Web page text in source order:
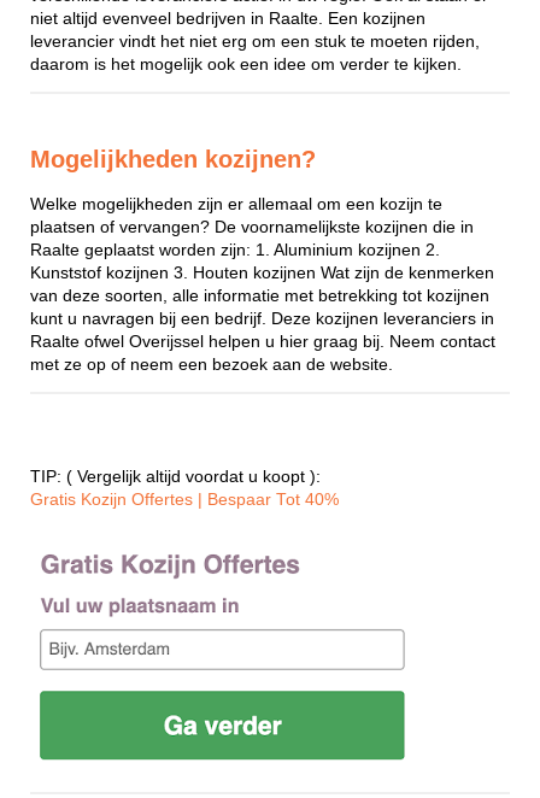
niet altijd evenveel bedrijven in Raalte. Een kozijnen
leverancier vindt het niet erg om een stuk te moeten rijden,
daarom is het mogelijk ook een idee om verder te kijken.
Mogelijkheden kozijnen?
Welke mogelijkheden zijn er allemaal om een kozijn te
plaatsen of vervangen? De voornamelijkste kozijnen die in
Raalte geplaatst worden zijn: 1. Aluminium kozijnen 2.
Kunststof kozijnen 3. Houten kozijnen Wat zijn de kenmerken
van deze soorten, alle informatie met betrekking tot kozijnen
kunt u navragen bij een bedrijf. Deze kozijnen leveranciers in
Raalte ofwel Overijssel helpen u hier graag bij. Neem contact
met ze op of neem een bezoek aan de website.
TIP: ( Vergelijk altijd voordat u koopt ):
Gratis Kozijn Offertes | Bespaar Tot 40%‎